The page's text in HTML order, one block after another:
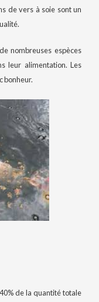
de vers à soie sont un
nombreuses espèces
leur alimentation. Les
bonheur.
de la quantité totale